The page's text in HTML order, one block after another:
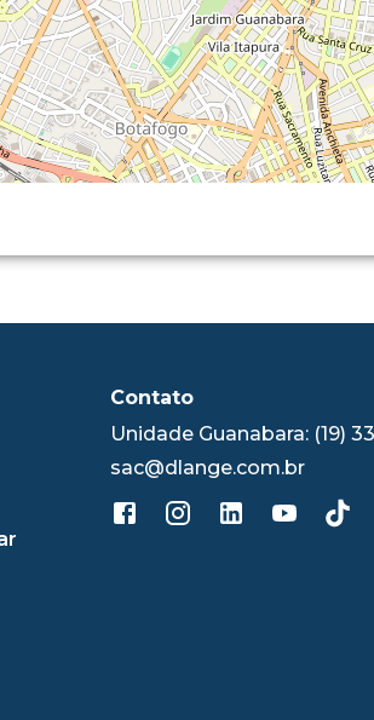
Contato
Unidade Guanabara: (19)
sac@dlange.com.br